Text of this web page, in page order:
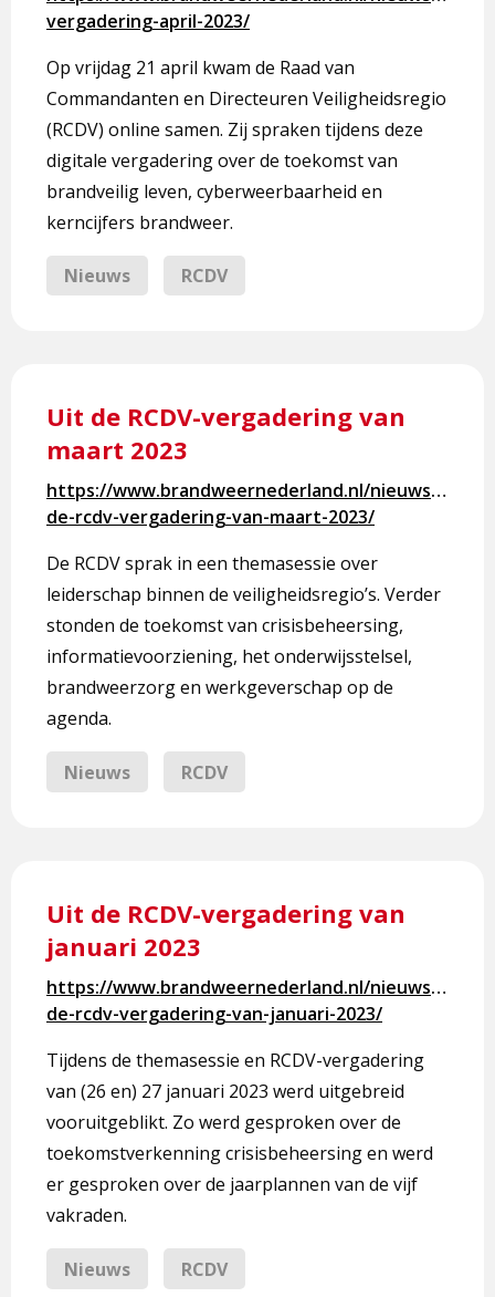
vergadering-april-2023/
Op vrijdag 21 april kwam de Raad van
Commandanten en Directeuren Veiligheidsregio
(RCDV) online samen. Zij spraken tijdens deze
digitale vergadering over de toekomst van
brandveilig leven, cyberweerbaarheid en
kerncijfers brandweer.
Nieuws RCDV
RCDV-
vergadering
april
2023
Uit de RCDV-vergadering van
maart 2023
https://www.brandweernederland.nl/nieuws/uit-
de-rcdv-vergadering-van-maart-2023/
De RCDV sprak in een themasessie over
leiderschap binnen de veiligheidsregio’s. Verder
stonden de toekomst van crisisbeheersing,
informatievoorziening, het onderwijsstelsel,
brandweerzorg en werkgeverschap op de
agenda.
Nieuws RCDV
meer
RCDV-
maart
2023
Uit de RCDV-vergadering van
januari 2023
https://www.brandweernederland.nl/nieuws/uit-
de-rcdv-vergadering-van-januari-2023/
Tijdens de themasessie en RCDV-vergadering
van (26 en) 27 januari 2023 werd uitgebreid
vooruitgeblikt. Zo werd gesproken over de
toekomstverkenning crisisbeheersing en werd
er gesproken over de jaarplannen van de vijf
vakraden.
Nieuws RCDV
RCDV-
januari